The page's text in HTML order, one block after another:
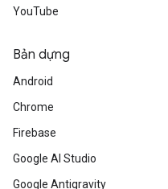
YouTube
Bản dựng
Android
Chrome
Firebase
Google AI Studio
Google Antigravity